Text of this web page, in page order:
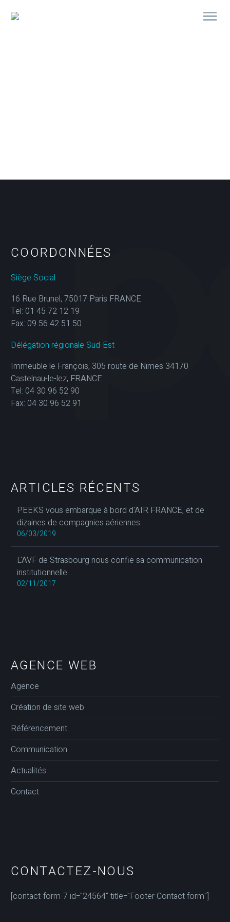
COORDONNÉES
Siège Social
16 Rue Brunel, 75017 Paris FRANCE
Tel: 01 45 72 12 19
Fax: 09 56 42 51 50
Délégation régionale Sud-Est
Immeuble le François, 305 route de Nimes 34170
Castelnau-le-lez, FRANCE
Tel: 04 30 96 52 90
Fax: 04 30 96 52 91
ARTICLES RÉCENTS
PEEKS vous embarque à bord d'AIR FRANCE, et de
dizaines de compagnies aériennes
06/03/2019
L'AVF de Strasbourg nous confie sa communication
institutionnelle...
02/11/2017
AGENCE WEB
Agence
Création de site web
Référencement
Communication
Actualités
Contact
CONTACTEZ-NOUS
[contact-form-7 id="24564" title="Footer Contact form"]